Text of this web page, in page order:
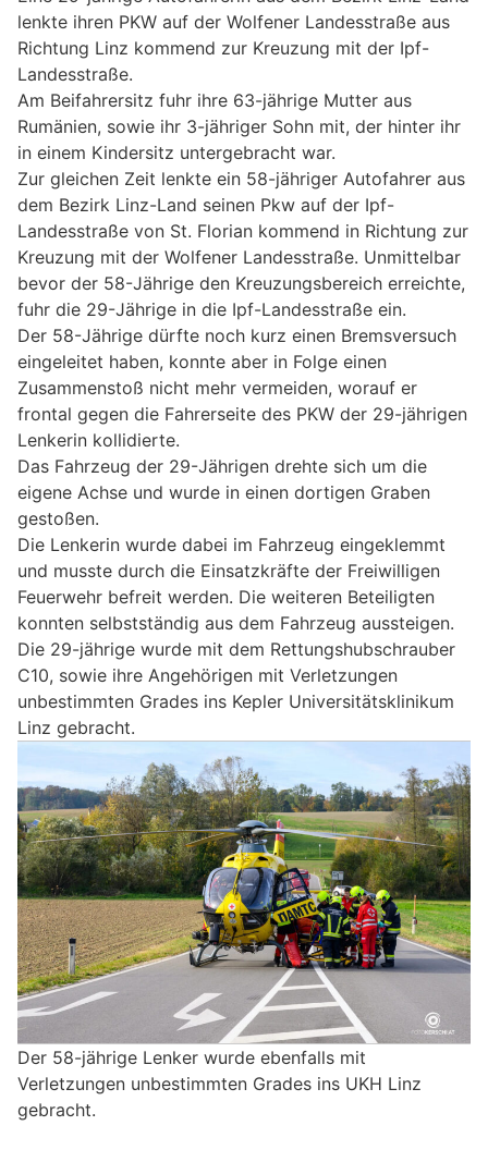
lenkte ihren PKW auf der Wolfener Landesstraße aus
Richtung Linz kommend zur Kreuzung mit der Ipf-
Landesstraße.
Am Beifahrersitz fuhr ihre 63-jährige Mutter aus
Rumänien, sowie ihr 3-jähriger Sohn mit, der hinter ihr
in einem Kindersitz untergebracht war.
Zur gleichen Zeit lenkte ein 58-jähriger Autofahrer aus
dem Bezirk Linz-Land seinen Pkw auf der Ipf-
Landesstraße von St. Florian kommend in Richtung zur
Kreuzung mit der Wolfener Landesstraße. Unmittelbar
bevor der 58-Jährige den Kreuzungsbereich erreichte,
fuhr die 29-Jährige in die Ipf-Landesstraße ein.
Der 58-Jährige dürfte noch kurz einen Bremsversuch
eingeleitet haben, konnte aber in Folge einen
Zusammenstoß nicht mehr vermeiden, worauf er
frontal gegen die Fahrerseite des PKW der 29-jährigen
Lenkerin kollidierte.
Das Fahrzeug der 29-Jährigen drehte sich um die
eigene Achse und wurde in einen dortigen Graben
gestoßen.
Die Lenkerin wurde dabei im Fahrzeug eingeklemmt
und musste durch die Einsatzkräfte der Freiwilligen
Feuerwehr befreit werden. Die weiteren Beteiligten
konnten selbstständig aus dem Fahrzeug aussteigen.
Die 29-jährige wurde mit dem Rettungshubschrauber
C10, sowie ihre Angehörigen mit Verletzungen
unbestimmten Grades ins Kepler Universitätsklinikum
Linz gebracht.
Der 58-jährige Lenker wurde ebenfalls mit
Verletzungen unbestimmten Grades ins UKH Linz
gebracht.